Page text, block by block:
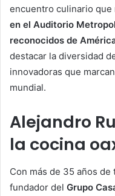
encuentro culinario que
en el Auditorio
reconocidos de
destacar la diversidad
innovadoras que
mundial.
Alejandro
la cocina
Con más de 35 años de
fundador del Grupo